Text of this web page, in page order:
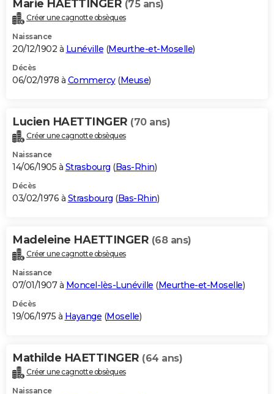
Marie HAETTINGER (75 ans)
Créer une cagnotte obsèques
Naissance
20/12/1902 à Lunéville (Meurthe-et-Moselle)
Décès
06/02/1978 à Commercy(Meuse)
Lucien HAETTINGER (70 ans)
Créer une cagnotte obsèques
Naissance
14/06/1905 à Strasbourg (Bas-Rhin)
Décès
03/02/1976 à Strasbourg (Bas-Rhin)
Madeleine HAETTINGER (68 ans)
Créer une cagnotte obsèques
Naissance
07/01/1907 à Moncel-lès-Lunéville (Meurthe-et-Moselle)
Décès
19/06/1975 à Hayange (Moselle)
Mathilde HAETTINGER (64 ans)
Créer une cagnotte obsèques
Naissance